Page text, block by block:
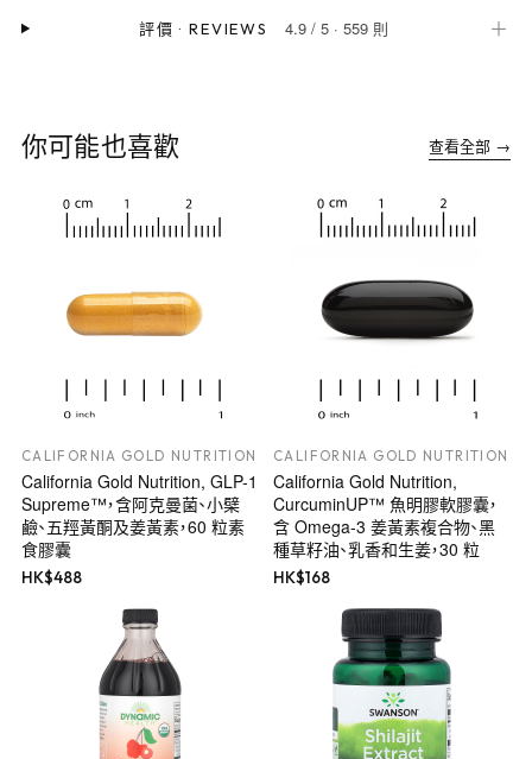
評價 ·REVIEWS 4.9/ 5· 559 則 ＋
你可能也喜歡 查看全部 →
CALIFORNIA GOLD NUTRITION
California Gold Nutrition, GLP-1
Supreme™，含阿克曼菌、小檗
鹼、五羥黃酮及姜黃素，60 粒素
食膠囊
HK$488
CALIFORNIA GOLD NUTRITION
California Gold Nutrition,
CurcuminUP™ 魚明膠軟膠囊，
含 Omega-3 姜黃素複合物、黑
種草籽油、乳香和生姜，30 粒
HK$168